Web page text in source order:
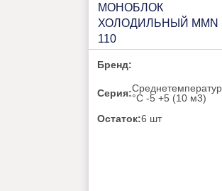
МОНОБЛОК
ХОЛОДИЛЬНЫЙ MMN
110
Бренд:
Серия:°C -5 +5 (10 м3)
Остаток:6 шт